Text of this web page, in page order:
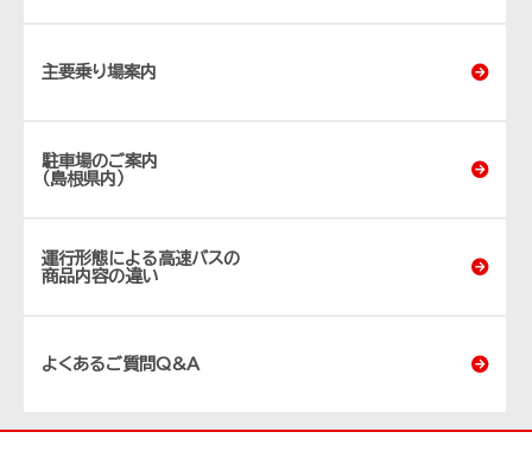
主要乗り場案内
駐車場のご案内
（島根県内）
運行形態による高速バスの
商品内容の違い
よくあるご質問Q&A